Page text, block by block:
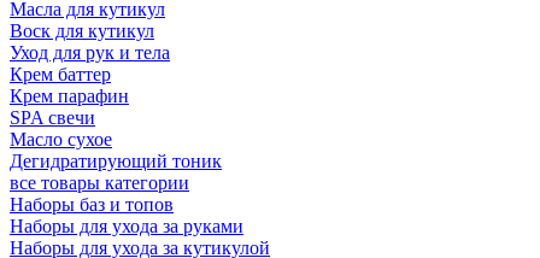
Масла для кутикул
Воск для кутикул
Уход для рук и тела
Крем баттер
Крем парафин
SPA свечи
Масло сухое
Дегидратирующий тоник
все товары категории
Наборы баз и топов
Наборы для ухода за руками
Наборы для ухода за кутикулой